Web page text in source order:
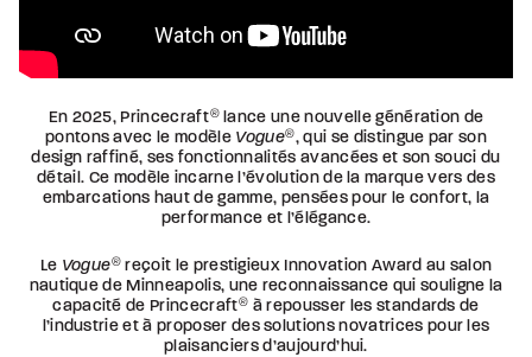
En 2025, Princecraft®lance une nouvelle génération de
pontons avec le modèle Vogue®, qui se distingue par son
design raffiné, ses fonctionnalités avancées et son souci du
détail. Ce modèle incarne l’évolution de la marque vers des
embarcations haut de gamme, pensées pour le confort, la
performance et l’élégance.
Le Vogue® reçoit le prestigieux Innovation Award au salon
nautique de Minneapolis, une reconnaissance qui souligne la
capacité de Princecraft® à repousser les standards de
l’industrie et à proposer des solutions novatrices pour les
plaisanciers d’aujourd’hui.